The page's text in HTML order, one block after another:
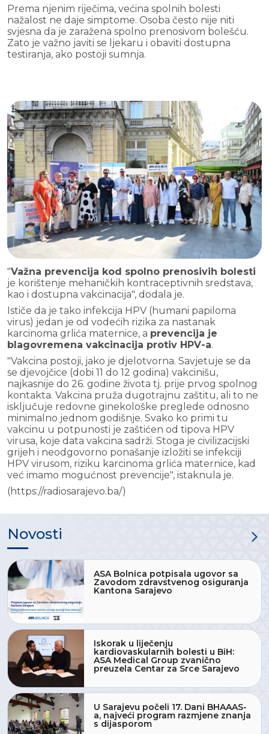
Prema njenim riječima, većina spolnih bolesti
nažalost ne daje simptome. Osoba često nije niti
svjesna da je zaražena spolno prenosivom bolešću.
Zato je važno javiti se ljekaru i obaviti dostupna
testiranja, ako postoji sumnja.
"Važna prevencija kod spolno prenosivih bolesti
je korištenje mehaničkih kontraceptivnih sredstava,
kao i dostupna vakcinacija", dodala je.
Ističe da je tako infekcija HPV (humani papiloma
virus) jedan je od vodećih rizika za nastanak
karcinoma grlića maternice, a prevencija je
blagovremena vakcinacija protiv HPV-a.
"Vakcina postoji, jako je djelotvorna. Savjetuje se da
se djevojčice (dobi 11 do 12 godina) vakcinišu,
najkasnije do 26. godine života tj. prije prvog spolnog
kontakta. Vakcina pruža dugotrajnu zaštitu, ali to ne
isključuje redovne ginekološke preglede odnosno
minimalno jednom godišnje. Svako ko primi tu
vakcinu u potpunosti je zaštićen od tipova HPV
virusa, koje data vakcina sadrži. Stoga je civilizacijski
grijeh i neodgovorno ponašanje izložiti se infekciji
HPV virusom, riziku karcinoma grlića maternice, kad
već imamo mogućnost prevencije", istaknula je.
(https://radiosarajevo.ba/)
Novosti
ASA Bolnica potpisala ugovor sa
Zavodom zdravstvenog osiguranja
Kantona Sarajevo
Iskorak u liječenju
kardiovaskularnih bolesti u BiH:
ASA Medical Group zvanično
preuzela Centar za Srce Sarajevo
U Sarajevu počeli 17. Dani BHAAAS-
a, najveći program razmjene znanja
s dijasporom